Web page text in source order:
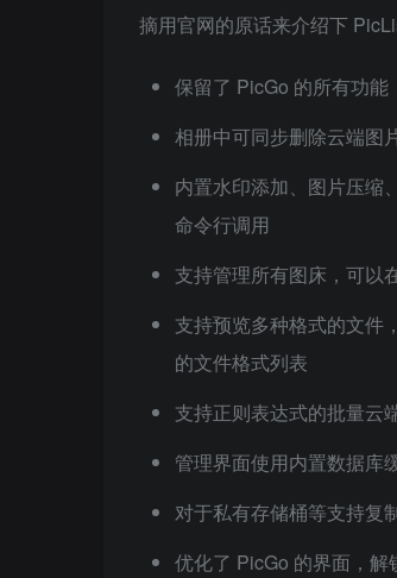
摘用官网的原话来介绍下
保留了 PicGo 的所有功
相册中可同步删除云端图
内置水印添加、图片压缩
命令行调用
支持管理所有图床，可以
支持预览多种格式的文件
的文件格式列表
支持正则表达式的批量云
管理界面使用内置数据库
对于私有存储桶等支持复
优化了 PicGo 的界面，